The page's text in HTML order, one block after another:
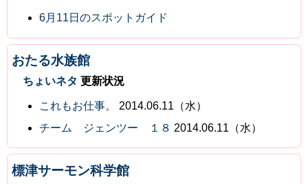
6月11日のスポットガイド
おたる水族館
ちょいネタ 更新状況
これもお仕事。
2014.06.11（水）
チーム ジェンツー １８ 2014.06.11（水）
標津サーモン科学館